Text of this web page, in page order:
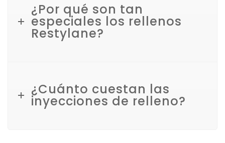
¿Por qué son tan
especiales los rellenos
Restylane?
¿Cuánto cuestan las
inyecciones de relleno?